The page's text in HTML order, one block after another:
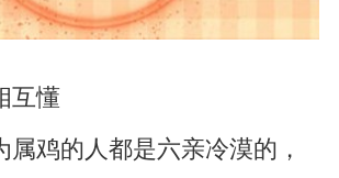
互懂
鸡的人都是六亲冷漠的，